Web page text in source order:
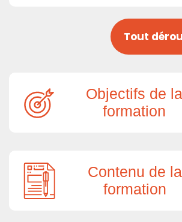
Tout
Objectifs de la
formation
Contenu de la
formation